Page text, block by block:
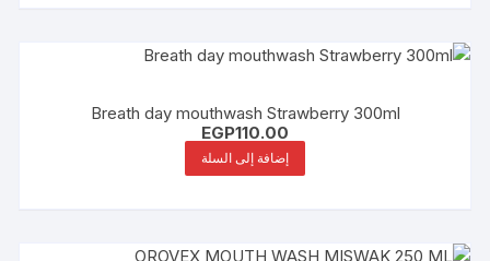
Breath day mouthwash Strawberry 300ml
EGP110.00
إضافة إلى السلة